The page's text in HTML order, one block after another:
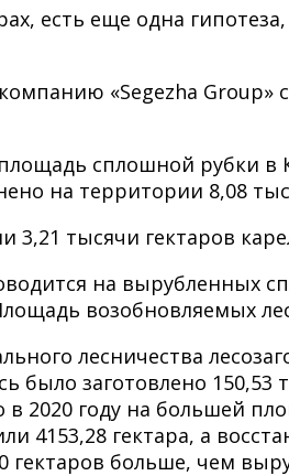
есть еще одна
«Segezha
сплошной рубки в
на территории 8,08
3,21 тысячи гектаров
на вырубленных
возобновляемых
лесничества
было заготовлено
2020 году на большей
4153,28 гектара, а
больше, чем